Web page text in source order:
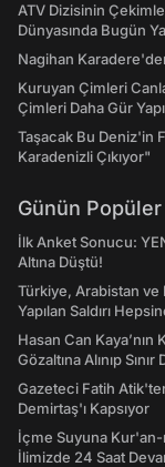
ATV Dizisinin
Dünyasında Bugün
Nagihan
Kuruyan Çimleri
Çimleri Daha Gür
Taşacak Bu Deniz'in
Karadenizli Çıkıyor"
Günün Popüler
İlk Anket Sonucu:
Altına Düştü!
Türkiye, Arabistan ve
Yapılan Saldırı
Hasan Can Kaya’nın
Gözaltına Alınıp Sınır
Gazeteci Fatih
Demirtaş'ı Kapsıyor
İçme Suyuna Kur'an-ı
İlimizde 24 Saat